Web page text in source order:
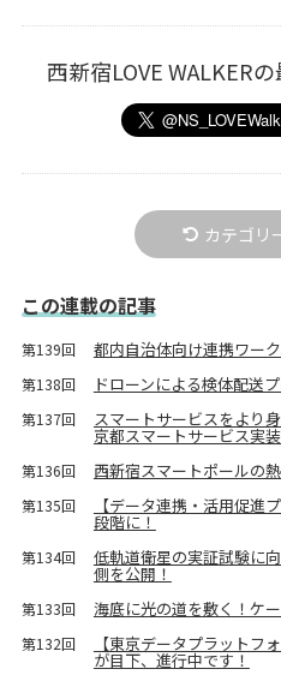
西新宿LOVE WALKER
カテゴリ
この連載の記事
第139回 都内自治体向け連携ワー
第138回 ドローンによる検体配送
第137回 スマートサービスをより
京都スマートサービス実
第136回 西新宿スマートポールの
第135回 【データ連携・活用促進
段階に！
第134回 低軌道衛星の実証試験に
側を公開！
第133回 海底に光の道を敷く！ケ
第132回 【東京データプラットフ
が目下、進行中です！